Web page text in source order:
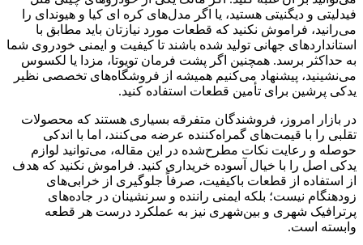
فیدلیتی و دیگنیتی هستید، یا اگر مدل‌های کره ای کیا و هیوندای را
می‌رانید، فراموش نکنید که قطعات مورد نیازتان باید مطابق با
استانداردهای جهانی تولید شده باشند تا کیفیت و ایمنی خودروی شما
به حداکثر برسد. همچنین اگر پشت فرمان تویوتا، مزدا یا لکسوس
می‌نشینید، پیشنهاد می‌کنیم همیشه از فروشگاه‌های تخصصی نظیر
یدکی پرشین برای تأمین قطعات استفاده کنید.
در بازار امروز، فروشندگان متفرقه بسیاری هستند که محصولات
تقلبی را با قیمت‌های گمراه‌کننده عرضه می‌کنند، اما با اندکی
حوصله و رعایت نکات مطرح‌شده در این مقاله، می‌توانید لوازم
یدکی اصل را با خیال آسوده خریداری کنید. فراموش نکنید که هدف
از استفاده از قطعات باکیفیت، صرفاً جلوگیری از خرابی‌های
زودهنگام نیست؛ بلکه ایمنی راننده و سرنشینان در جاده‌های
پرترافیک شهری و بین‌شهری نیز به عملکرد درست هر قطعه
وابسته است.